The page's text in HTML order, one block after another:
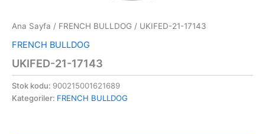
Ana Sayfa / FRENCH BULLDOG / UKIFED-21-17143
FRENCH BULLDOG
UKIFED-21-17143
Stok kodu: 900215001621689
Kategoriler: FRENCH BULLDOG